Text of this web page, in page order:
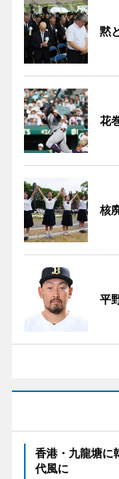
黙
花
核
平
香港・九龍塘
代風に